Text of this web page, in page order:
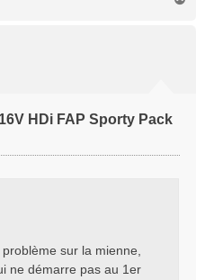
HDi FAP Sporty Pack
sur la mienne,
ne démarre pas au 1er